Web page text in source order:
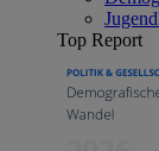
Top Report